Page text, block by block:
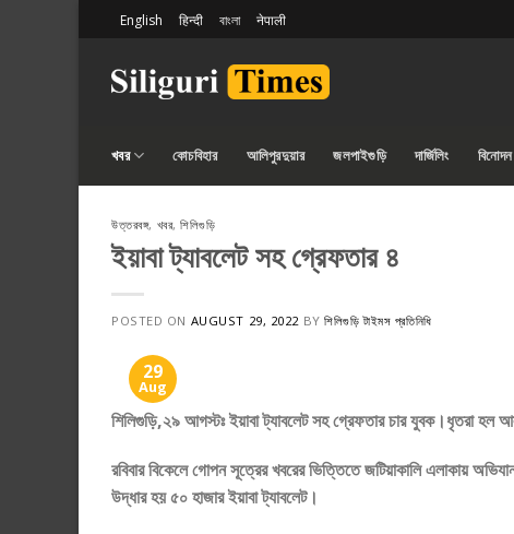
content
English हिन्दी বাংলা नेपाली
খবর কোচবিহার আলিপুরদুয়ার জলপাইগুড়ি দার্জিলিং বিনোদন
উত্তরবঙ্গ, খবর,শিলিগুড়ি
ইয়াবা ট্যাবলেট সহ গ্রেফতার ৪
POSTED ON AUGUST 29, 2022 BYশিলিগুড়ি টাইমস প্রতিনিধি
29
Aug
শিলিগুড়ি,২৯ আগস্টঃ ইয়াবা ট্যাবলেট সহ গ্রেফতার চার যুবক।ধৃতরা হল
রবিবার বিকেলে গোপন সূত্রের খবরের ভিত্তিতে জটিয়াকালি এলাকায়
উদ্ধার হয় ৫০ হাজার ইয়াবা ট্যাবলেট।